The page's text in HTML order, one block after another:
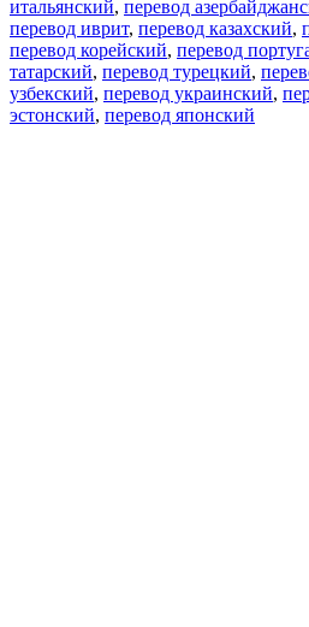
итальянский, перевод
перевод иврит, перевод казахский,
перевод корейский, перевод
татарский, перевод турецкий,
узбекский, перевод украинский,
эстонский, перевод японский